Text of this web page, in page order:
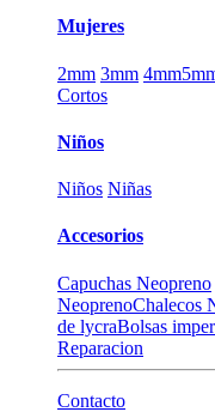
Mujeres
2mm 3mm 4mm
Cortos
Niños
Niños Niñas
Accesorios
Capuchas Neopreno
NeoprenoChalecos
de lycraBolsas
Reparacion
Contacto